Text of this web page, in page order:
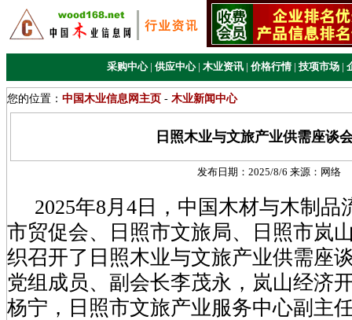
采购中心 | 供应中心 | 木业资讯 | 价格行情 | 技项市场 |
您的位置： 中国木业信息网主页 - 木业新闻中心
日照木业与文旅产业供需座谈
发布日期： 2025/8/6 来源： 网络
2025年8月4日，中国木材与木制品
市贸促会、日照市文旅局、日照市岚
织召开了日照木业与文旅产业供需座
党组成员、副会长李茂永，岚山经济
杨宁，日照市文旅产业服务中心副主